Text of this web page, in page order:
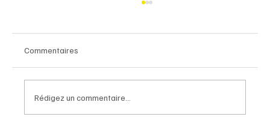
Commentaires
Rédigez un commentaire...